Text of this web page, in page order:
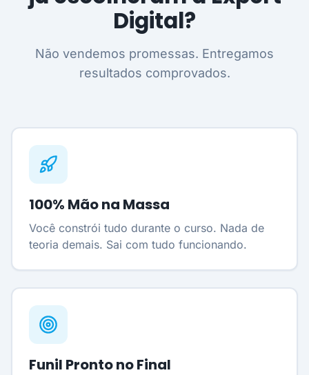
Digital?
Não vendemos promessas. Entregamos
resultados comprovados.
100% Mão na Massa
Você constrói tudo durante o curso. Nada de
teoria demais. Sai com tudo funcionando.
Funil Pronto no Final